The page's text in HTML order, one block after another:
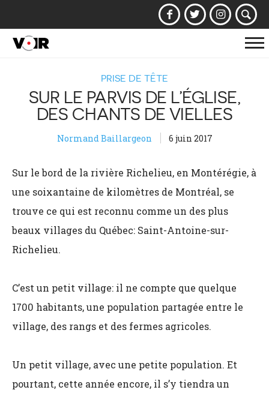
PRISE DE TÊTE
SUR LE PARVIS DE L’ÉGLISE,
DES CHANTS DE VIELLES
Normand Baillargeon 6 juin 2017
Sur le bord de la rivière Richelieu, en Montérégie, à
une soixantaine de kilomètres de Montréal, se
trouve ce qui est reconnu comme un des plus
beaux villages du Québec: Saint-Antoine-sur-
Richelieu.
C’est un petit village: il ne compte que quelque
1700 habitants, une population partagée entre le
village, des rangs et des fermes agricoles.
Un petit village, avec une petite population. Et
pourtant, cette année encore, il s’y tiendra un